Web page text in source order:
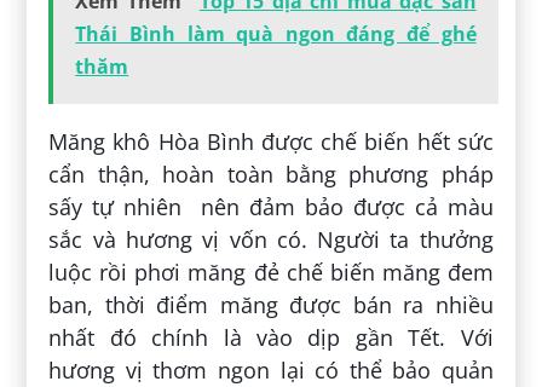
Thái Bình làm quà ngon đáng để ghé
thăm
Măng khô Hòa Bình được chế biến hết sức
cẩn thận, hoàn toàn bằng phương pháp
sấy tự nhiên nên đảm bảo được cả màu
sắc và hương vị vốn có. Người ta thưởng
luộc rồi phơi măng đẻ chế biến măng đem
ban, thời điểm măng được bán ra nhiều
nhất đó chính là vào dịp gần Tết. Với
hương vị thơm ngon lại có thể bảo quản